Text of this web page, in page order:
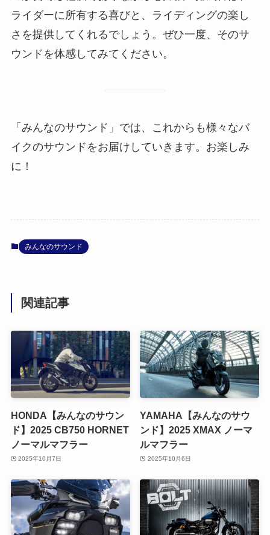
ライダーに所有する喜びと、ライディングの楽し
さを提供してくれるでしょう。ぜひ一度、そのサ
ウンドを体感してみてください。
「みんなのサウンド」では、これからも様々なバ
イクのサウンドをお届けしていきます。お楽しみ
に！
みんなのサウンド
関連記事
HONDA【みんなのサウン
ド】2025 CB750 HORNET
ノーマルマフラー
2025年10月7日
YAMAHA【みんなのサウ
ンド】2025 XMAX ノーマ
ルマフラー
2025年10月6日